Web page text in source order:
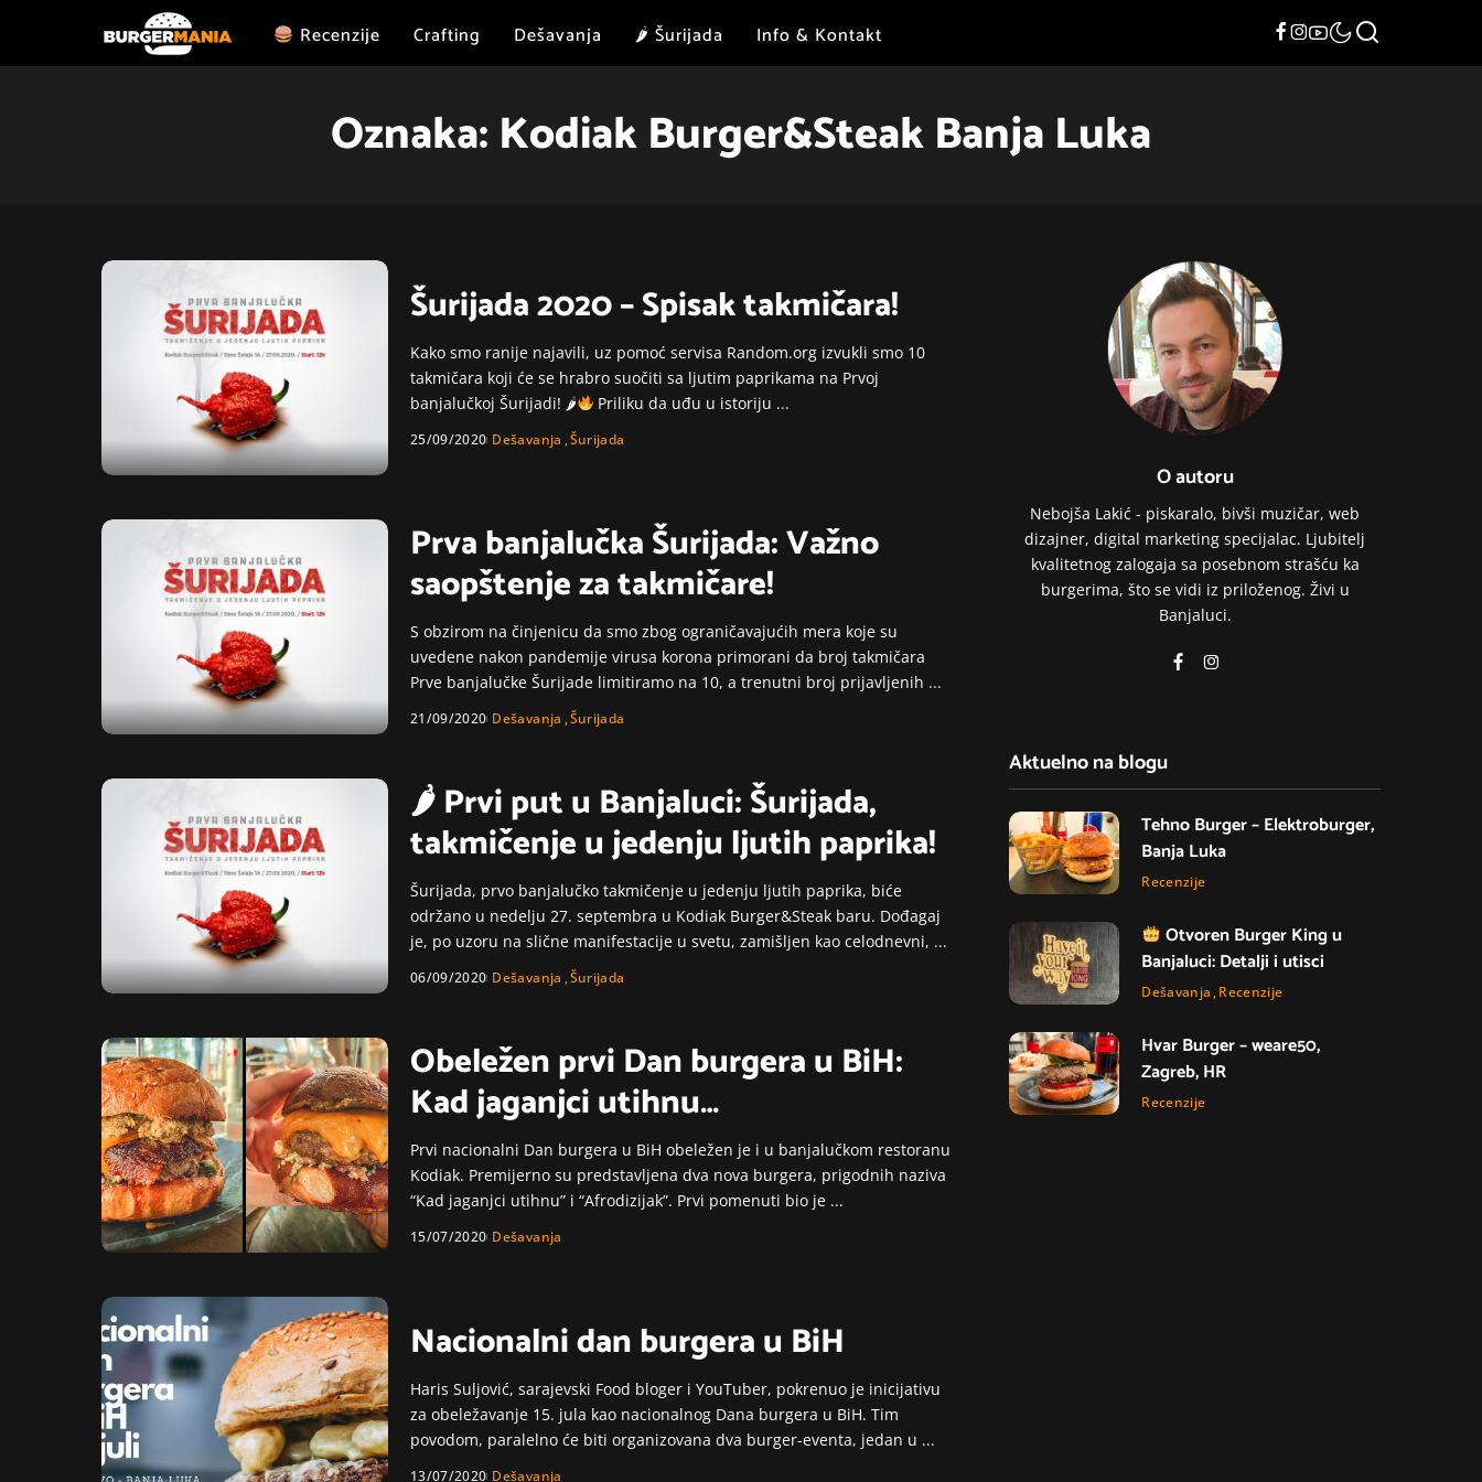
Recenzije Crafting Dešavanja 🌶 Šurijada Info & Kontakt
Oznaka:Kodiak Burger&Steak Banja Luka
Šurijada 2020 – Spisak takmičara!
Kako smo ranije najavili, uz pomoć servisa Random.org izvukli smo 10
takmičara koji će se hrabro suočiti sa ljutim paprikama na Prvoj
banjalučkoj Šurijadi! 🌶
Priliku da uđu u istoriju ...
25/09/2020 Dešavanja Šurijada
Prva banjalučka Šurijada: Važno
saopštenje za takmičare!
S obzirom na činjenicu da smo zbog ograničavajućih mera koje su
uvedene nakon pandemije virusa korona primorani da broj takmičara
Prve banjalučke Šurijade limitiramo na 10, a trenutni broj prijavljenih ...
21/09/2020 Dešavanja Šurijada
🌶 Prvi put u Banjaluci: Šurijada,
takmičenje u jedenju ljutih paprika!
Šurijada, prvo banjalučko takmičenje u jedenju ljutih paprika, biće
održano u nedelju 27. septembra u Kodiak Burger&Steak baru. Dođagaj
je, po uzoru na slične manifestacije u svetu, zamišljen kao celodnevni, ...
06/09/2020 Dešavanja Šurijada
Obeležen prvi Dan burgera u BiH:
Kad jaganjci utihnu…
Prvi nacionalni Dan burgera u BiH obeležen je i u banjalučkom restoranu
Kodiak. Premijerno su predstavljena dva nova burgera, prigodnih naziva
“Kad jaganjci utihnu” i “Afrodizijak”. Prvi pomenuti bio je ...
15/07/2020 Dešavanja
Nacionalni dan burgera u BiH
Haris Suljović, sarajevski Food bloger i YouTuber, pokrenuo je inicijativu
za obeležavanje 15. jula kao nacionalnog Dana burgera u BiH. Tim
povodom, paralelno će biti organizovana dva burger-eventa, jedan u ...
13/07/2020 Dešavanja
O autoru
Nebojša Lakić - piskaralo, bivši muzičar, web
dizajner, digital marketing specijalac. Ljubitelj
kvalitetnog zalogaja sa posebnom strašću ka
burgerima, što se vidi iz priloženog. Živi u
Banjaluci.
Aktuelno na blogu
Tehno Burger – Elektroburger,
Banja Luka
Recenzije
Otvoren Burger King u
Banjaluci: Detalji i utisci
Dešavanja Recenzije
Hvar Burger – weare50,
Zagreb, HR
Recenzije